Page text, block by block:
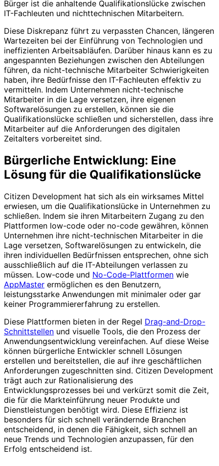
Bürger ist die anhaltende Qualifikationslücke zwischen
IT-Fachleuten und nichttechnischen Mitarbeitern.
Diese Diskrepanz führt zu verpassten Chancen, längeren
Wartezeiten bei der Einführung von Technologien und
ineffizienten Arbeitsabläufen. Darüber hinaus kann es zu
angespannten Beziehungen zwischen den Abteilungen
führen, da nicht-technische Mitarbeiter Schwierigkeiten
haben, ihre Bedürfnisse den IT-Fachleuten effektiv zu
vermitteln. Indem Unternehmen nicht-technische
Mitarbeiter in die Lage versetzen, ihre eigenen
Softwarelösungen zu erstellen, können sie die
Qualifikationslücke schließen und sicherstellen, dass ihre
Mitarbeiter auf die Anforderungen des digitalen
Zeitalters vorbereitet sind.
Bürgerliche Entwicklung: Eine
Lösung für die Qualifikationslücke
Citizen Development hat sich als ein wirksames Mittel
erwiesen, um die Qualifikationslücke in Unternehmen zu
schließen. Indem sie ihren Mitarbeitern Zugang zu den
Plattformen low-code oder no-code gewähren, können
Unternehmen ihre nicht-technischen Mitarbeiter in die
Lage versetzen, Softwarelösungen zu entwickeln, die
ihren individuellen Bedürfnissen entsprechen, ohne sich
ausschließlich auf die IT-Abteilungen verlassen zu
müssen. Low-code und No-Code-Plattformen wie
AppMaster ermöglichen es den Benutzern,
leistungsstarke Anwendungen mit minimaler oder gar
keiner Programmiererfahrung zu erstellen.
Diese Plattformen bieten in der Regel Drag-and-Drop-
Schnittstellen und visuelle Tools, die den Prozess der
Anwendungsentwicklung vereinfachen. Auf diese Weise
können bürgerliche Entwickler schnell Lösungen
erstellen und bereitstellen, die auf ihre geschäftlichen
Anforderungen zugeschnitten sind. Citizen Development
trägt auch zur Rationalisierung des
Entwicklungsprozesses bei und verkürzt somit die Zeit,
die für die Markteinführung neuer Produkte und
Dienstleistungen benötigt wird. Diese Effizienz ist
besonders für sich schnell verändernde Branchen
entscheidend, in denen die Fähigkeit, sich schnell an
neue Trends und Technologien anzupassen, für den
Erfolg entscheidend ist.